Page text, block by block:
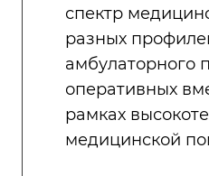
спектр
разных
амбулаторного
оперативных
рамках
медицинской